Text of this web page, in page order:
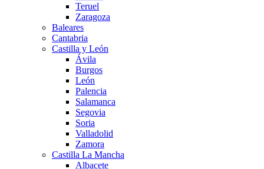
Teruel
Zaragoza
Baleares
Cantabria
Castilla y León
Ávila
Burgos
León
Palencia
Salamanca
Segovia
Soria
Valladolid
Zamora
Castilla La Mancha
Albacete